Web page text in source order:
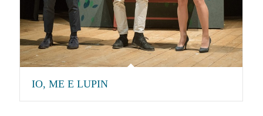
IO, ME E LUPIN